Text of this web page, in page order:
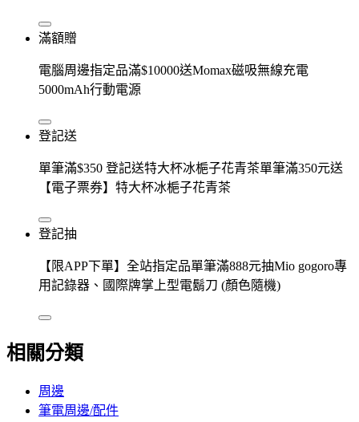
滿額贈
電腦周邊指定品滿$10000送Momax磁吸無線充電
5000mAh行動電源
登記送
單筆滿$350 登記送特大杯冰梔子花青茶單筆滿350元送
【電子票券】特大杯冰梔子花青茶
登記抽
【限APP下單】全站指定品單筆滿888元抽Mio gogoro專
用記錄器、國際牌掌上型電鬍刀 (顏色隨機)
相關分類
周邊
筆電周邊/配件